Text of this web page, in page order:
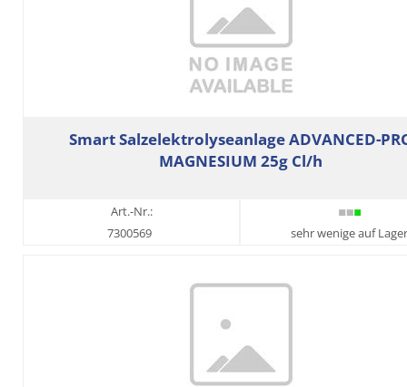
Smart Salzelektrolyseanlage ADVANCED-
MAGNESIUM 25g Cl/h
Art.-Nr.:
7300569
sehr wenige auf Lager